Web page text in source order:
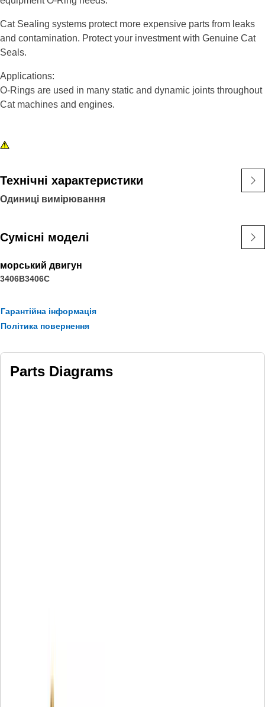
Cat Sealing systems protect more expensive parts from leaks
and contamination. Protect your investment with Genuine Cat
Seals.
Applications:
O-Rings are used in many static and dynamic joints throughout
Cat machines and engines.
Технічні характеристики
Одиниці вимірювання
Сумісні моделі
морський двигун
3406B3406C
Гарантійна інформація
Політика повернення
Parts Diagrams